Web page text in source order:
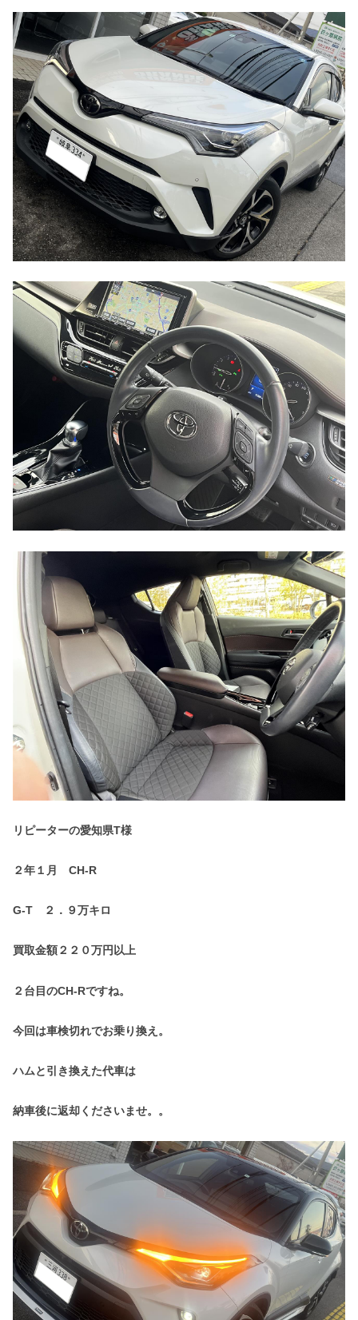
リピーターの愛知県T様
２年１月 CH-R
G-T ２．９万キロ
買取金額２２０万円以上
２台目のCH-Rですね。
今回は車検切れでお乗り換え。
ハムと引き換えた代車は
納車後に返却くださいませ。。